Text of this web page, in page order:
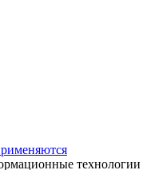
технологии